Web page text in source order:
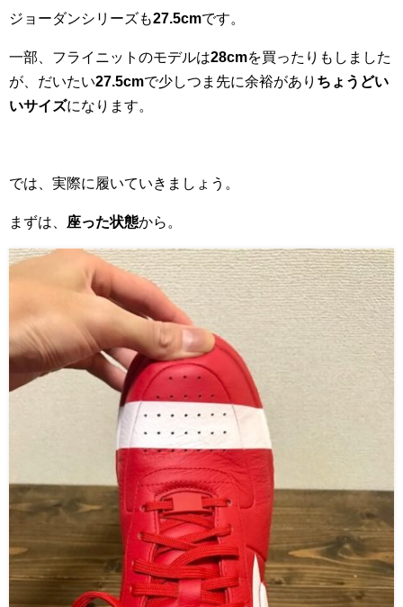
ジョーダンシリーズも27.5cmです。
一部、フライニットのモデルは28cmを買ったりもしました
が、だいたい27.5cmで少しつま先に余裕があり ちょうどい
いサイズになります。
では、実際に履いていきましょう。
まずは、 座った状態から。